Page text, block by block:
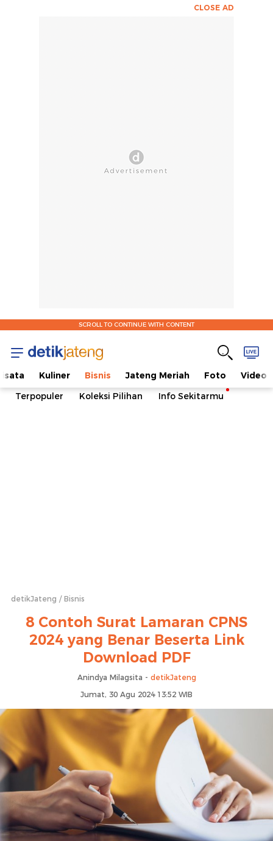
CLOSE AD
SCROLL TO CONTINUE WITH CONTENT
Kuliner Bisnis Jateng Meriah Foto
Video
Terpopuler
Koleksi Pilihan Info Sekitarmu
detikJateng Bisnis
8 Contoh Surat Lamaran CPNS
2024 yang Benar Beserta Link
Download PDF
Anindya Milagsita - detikJateng
Jumat, 30 Agu 2024 13:52 WIB